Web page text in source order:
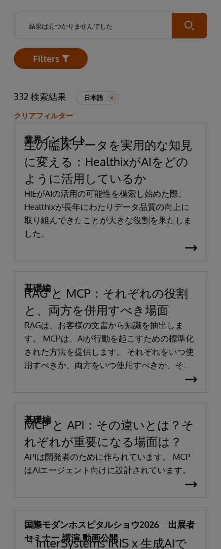
Submit
Open
Filters
332 検索結果 日本語
クリアフィルター
業界インサイト
生の臨床データを実用的な知見
に変える：HealthixがAIをどの
ように活用しているか
HIEがAIの活用の可能性を模索し始めた際、
Healthixが長年にわたりデータ品質の向上に
取り組んできたことが大きな役割を果たしま
した。
基礎編
RAG と MCP：それぞれの役割
と、両方を併用すべき場面
RAGは、お客様の文書から知識を抽出しま
す。 MCPは、AIが行動を起こすための標準化
された方法を提供します。 それぞれをいつ使
用すべきか、両方をいつ使用すべきか、そし
て本番環境においてそれらがどのように連携
基礎編
MCP と API：その違いとは？そ
れぞれが重要になる場面は？
APIは開発者のために作られています。 MCP
はAIエージェント向けに設計されています。
国際モダンホスピタルショウ2026 出展者
セミナー 講演 動画公開
「InterSystems IRIS x 生成AIで